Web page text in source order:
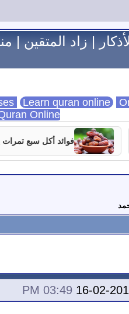
|زاد المتقين|
Learn quran online
Online
فوائد أكل سبع تمرات
03:49 PM